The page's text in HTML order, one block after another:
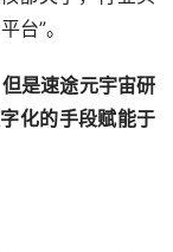
台”。
是速途元宇宙研
化的手段赋能于